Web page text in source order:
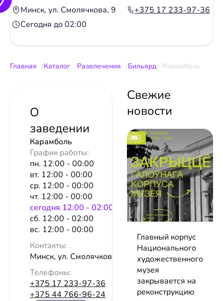
Минск, ул. Смолячкова, 9
+375 17 233-97-36
Сегодня до 02:00
Главная Каталог Развлечения Бильярд Карамболь
О
заведении
Карамболь
График работы:
пн. 12:00 - 00:00
вт. 12:00 - 00:00
ср. 12:00 - 00:00
чт. 12:00 - 00:00
сeгодня 12:00 - 02:00
сб. 12:00 - 02:00
вс. 12:00 - 00:00
Контакты:
Минск, ул. Смолячкова, 9
Телефоны:
+375 17 233-97-36
+375 44 766-96-24
Свежие
новости
Главный корпус
Национального
художественного
музея
закрывается на
реконструкцию